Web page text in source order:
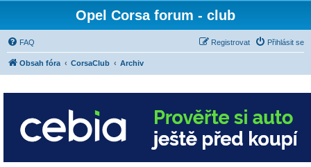
Opel Corsa forum - club
FAQ Přihlásit se
Registrovat
Obsah fóra CorsaClub Archiv